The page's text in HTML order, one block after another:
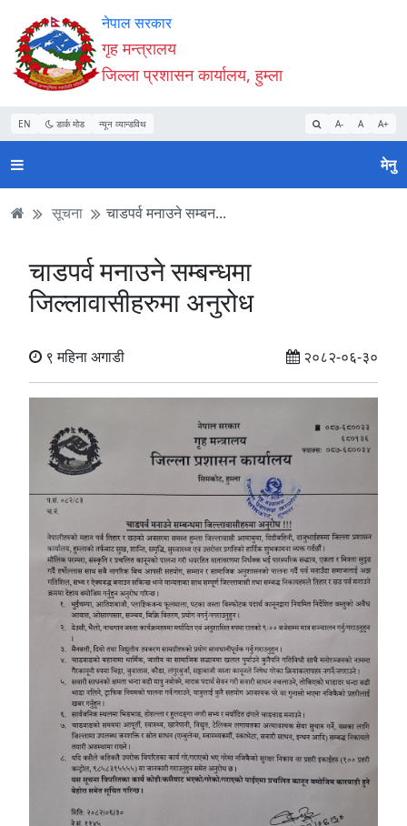
Accessibility
Mode
सुरु
गर्नुहोस्
सामाग्री
पढ्नुहाेस्
नेभिगेसन
पढ्नुहाेस्
वेबसाइट
खोजमा
जानुहोस्
नेपाल सरकार
गृह मन्त्रालय
जिल्ला प्रशासन कार्यालय, हुम्ला
EN डार्क मोड न्यून व्यान्डविथ A- A A+
मेनु
सूचना चाडपर्व मनाउने सम्बन...
चाडपर्व मनाउने सम्बन्धमा
जिल्लावासीहरुमा अनुरोध
९ महिना अगाडी २०८२-०६-३०